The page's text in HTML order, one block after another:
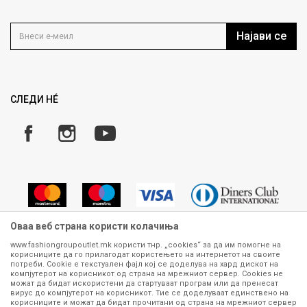
Кариера
Како да купите
Замена и рефундација на производи
Плаќање
Најави се
СЛЕДИ НÉ
Сите информации околу производите кои се изложени на нашата
онлајн продавница се стремиме да бидат конкретни, точни и прецизни,
меѓутоа не можеме да гарантираме дека се без ниту една грешка или
пак дека сите производи во моментот се достапни на залиха.
Оваа веб страна користи колачиња
www.fashiongroupoutlet.mk користи тнр. „cookies“ за да им помогне на
корисниците да го прилагодат користењето на интернетот на своите
потреби. Cookie е текстуален фајл кој се доделува на хард дискот на
компјутерот на корисникот од страна на мрежниот сервер. Cookies не
можат да бидат искористени да стартуваат програм или да пренесат
вирус до компјутерот на корисникот. Тие се доделуваат единствено на
корисниците и можат да бидат прочитани од страна на мрежниот сервер